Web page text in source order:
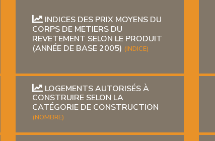
INDICES DES PRIX MOYENS DU
CORPS DE METIERS DU
REVETEMENT SELON LE PRODUIT
(ANNÉE DE BASE 2005) (INDICE)
LOGEMENTS AUTORISÉS À
CONSTRUIRE SELON LA
CATÉGORIE DE CONSTRUCTION
(NOMBRE)